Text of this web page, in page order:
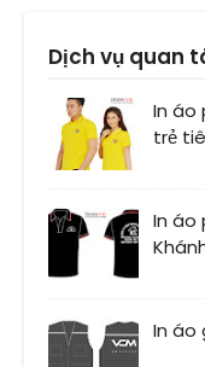
Dịch vụ quan
In áo
trẻ
In áo
In áo